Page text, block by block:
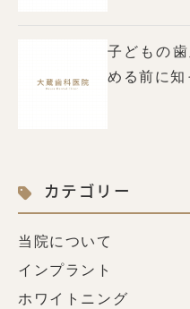
子どもの
める前に
カテゴリー
当院について
インプラント
ホワイトニング